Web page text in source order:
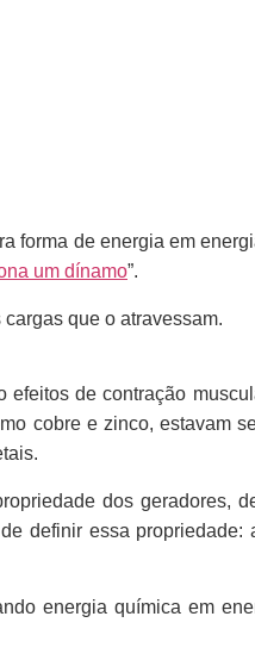
forma de energia em
um dínamo”.
que o atravessam.
de contração
cobre e zinco, estavam
dos geradores,
definir essa propriedade:
energia química em